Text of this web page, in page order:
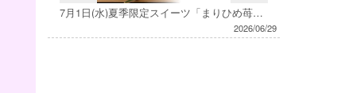
7月1日(水)夏季限定スイーツ「まりひめ苺の手作りシロップかき氷」「ひんやり川添煎茶のわらび餅」登場！
2026/06/29